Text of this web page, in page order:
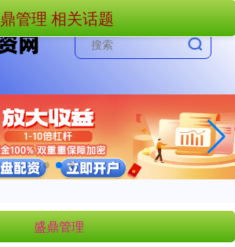
盛鼎管理
管理 相关话题